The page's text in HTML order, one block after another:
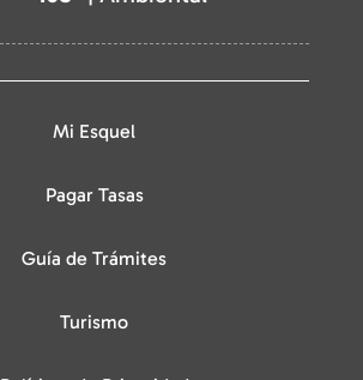
Mi Esquel
Pagar Tasas
Guía de Trámites
Turismo